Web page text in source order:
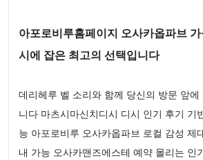
아포로비루홈페이지 오사카옵파브
시에 잡은 최고의 선택입니다
데리헤루 벨 소리와 함께 당신의 방문 앞에
니다 마츠시마신치디시 디시 인기 후기 기
능 아포로비루 오사카옵파브 로컬 감성 제
내 가능 오사카맨즈에스테 예약 몰리는 인